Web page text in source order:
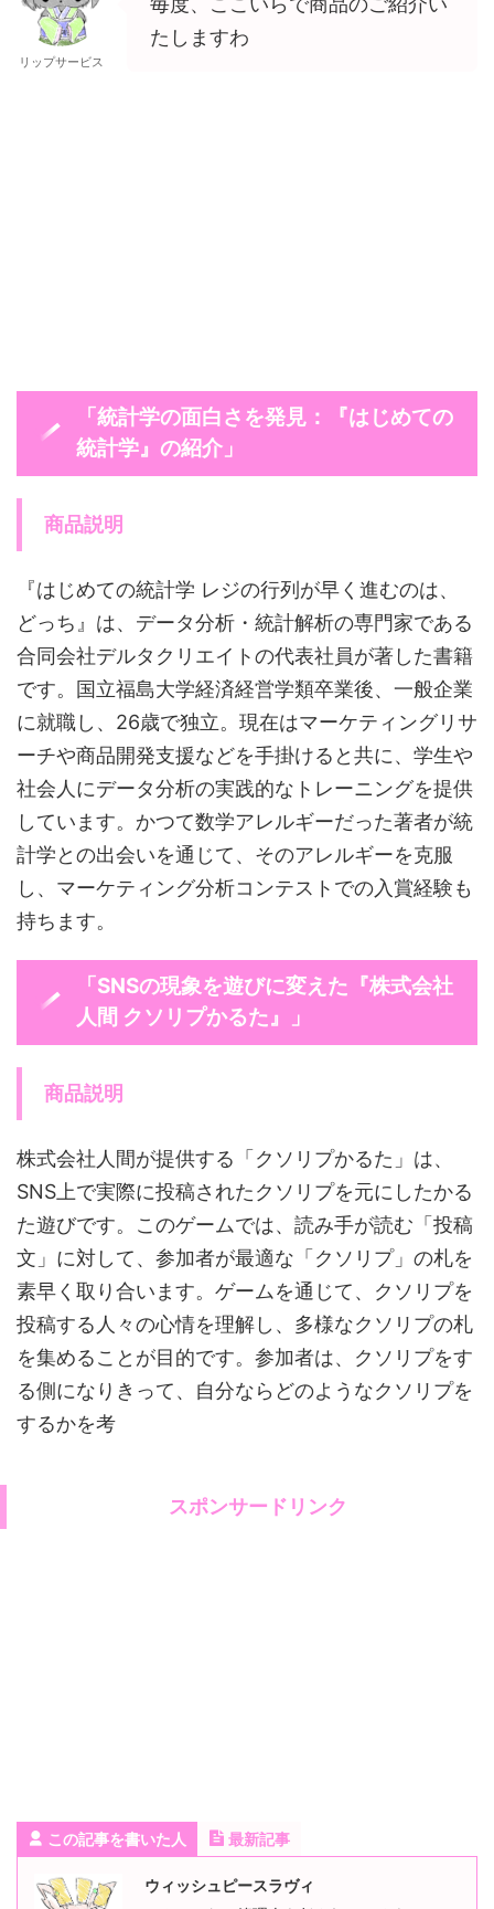
リップサービス
たしますわ
「統計学の面白さを発見：『はじめての
統計学』の紹介」
商品説明
『はじめての統計学 レジの行列が早く進むのは、
どっち』は、データ分析・統計解析の専門家である
合同会社デルタクリエイトの代表社員が著した書籍
です。国立福島大学経済経営学類卒業後、一般企業
に就職し、26歳で独立。現在はマーケティングリサ
ーチや商品開発支援などを手掛けると共に、学生や
社会人にデータ分析の実践的なトレーニングを提供
しています。かつて数学アレルギーだった著者が統
計学との出会いを通じて、そのアレルギーを克服
し、マーケティング分析コンテストでの入賞経験も
持ちます。
「SNSの現象を遊びに変えた『株式会社
人間 クソリプかるた』」
商品説明
株式会社人間が提供する「クソリプかるた」は、
SNS上で実際に投稿されたクソリプを元にしたかる
た遊びです。このゲームでは、読み手が読む「投稿
文」に対して、参加者が最適な「クソリプ」の札を
素早く取り合います。ゲームを通じて、クソリプを
投稿する人々の心情を理解し、多様なクソリプの札
を集めることが目的です。参加者は、クソリプをす
る側になりきって、自分ならどのようなクソリプを
するかを考
スポンサードリンク
この記事を書いた人 最新記事
ウィッシュピースラヴィ